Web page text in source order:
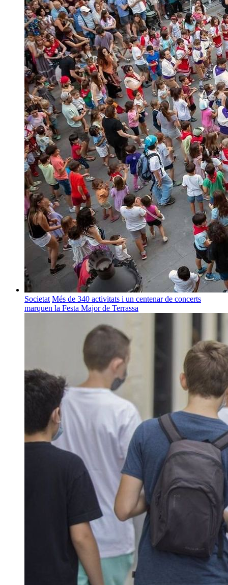
Societat Més de 340 activitats i un centenar de concerts
marquen la Festa Major de Terrassa